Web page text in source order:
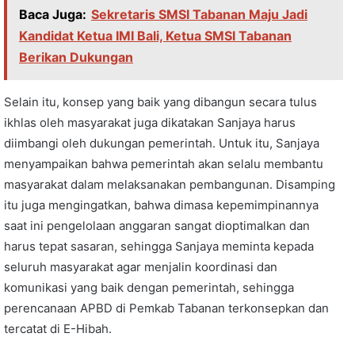
Baca Juga: Sekretaris SMSI Tabanan Maju Jadi
Kandidat Ketua IMI Bali, Ketua SMSI Tabanan
Berikan Dukungan
Selain itu, konsep yang baik yang dibangun secara tulus
ikhlas oleh masyarakat juga dikatakan Sanjaya harus
diimbangi oleh dukungan pemerintah. Untuk itu, Sanjaya
menyampaikan bahwa pemerintah akan selalu membantu
masyarakat dalam melaksanakan pembangunan. Disamping
itu juga mengingatkan, bahwa dimasa kepemimpinannya
saat ini pengelolaan anggaran sangat dioptimalkan dan
harus tepat sasaran, sehingga Sanjaya meminta kepada
seluruh masyarakat agar menjalin koordinasi dan
komunikasi yang baik dengan pemerintah, sehingga
perencanaan APBD di Pemkab Tabanan terkonsepkan dan
tercatat di E-Hibah.